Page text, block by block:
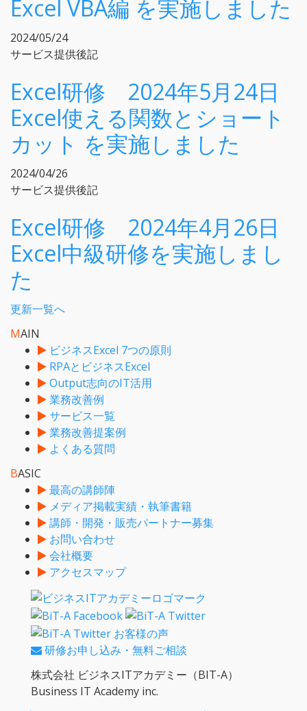
Excel VBA編 を実施しました
2024/05/24
サービス提供後記
Excel研修 2024年5月24日
Excel使える関数とショート
カット を実施しました
2024/04/26
サービス提供後記
Excel研修 2024年4月26日
Excel中級研修を実施しまし
た
更新一覧へ
MAIN
ビジネスExcel 7つの原則
RPAとビジネスExcel
Output志向のIT活用
業務改善例
サービス一覧
業務改善提案例
よくある質問
BASIC
最高の講師陣
メディア掲載実績・執筆書籍
講師・開発・販売パートナー募集
お問い合わせ
会社概要
アクセスマップ
研修お申し込み・無料ご相談
株式会社 ビジネスITアカデミー（BIT-A）
Business IT Academy inc.